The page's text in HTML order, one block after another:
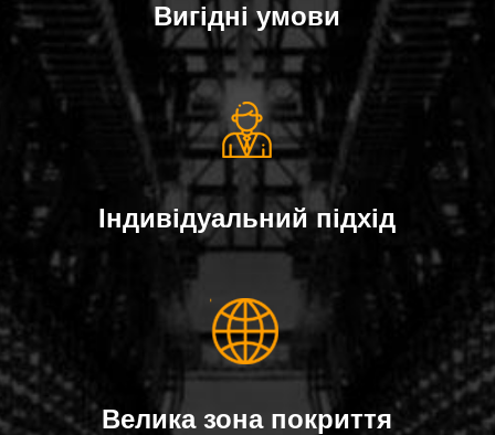
Вигідні умови
Індивідуальний підхід
Велика зона покриття